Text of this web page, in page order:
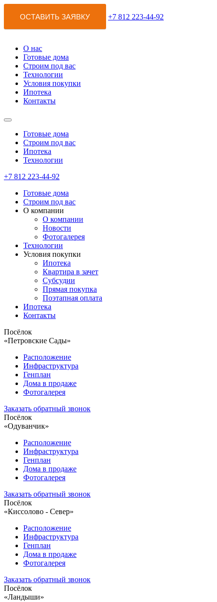
ОСТАВИТЬ ЗАЯВКУ +7 812 223-44-92
О нас
Готовые дома
Строим под вас
Технологии
Условия покупки
Ипотека
Контакты
Готовые дома
Строим под вас
Ипотека
Технологии
+7 812 223-44-92
Готовые дома
Строим под вас
О компании
О компании
Новости
Фотогалерея
Технологии
Условия покупки
Ипотека
Квартира в зачет
Субсудии
Прямая покупка
Поэтапная оплата
Ипотека
Контакты
Посёлок
«Петровские Сады»
Расположение
Инфраструктура
Генплан
Дома в продаже
Фотогалерея
Заказать обратный звонок
Посёлок
«Одуванчик»
Расположение
Инфраструктура
Генплан
Дома в продаже
Фотогалерея
Заказать обратный звонок
Посёлок
«Киссолово - Север»
Расположение
Инфраструктура
Генплан
Дома в продаже
Фотогалерея
Заказать обратный звонок
Посёлок
«Ландыши»